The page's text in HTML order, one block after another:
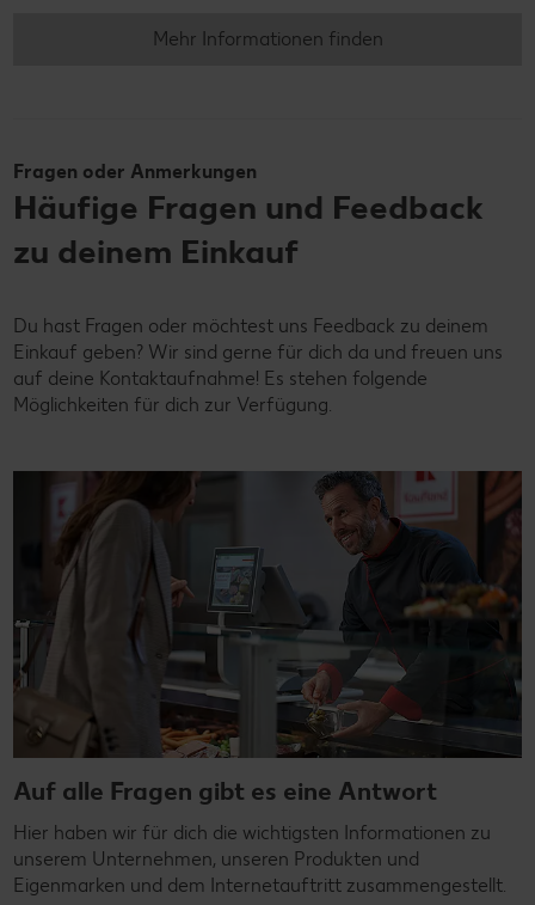
Mehr Informationen finden
Fragen oder Anmerkungen
Häufige Fragen und Feedback
zu deinem Einkauf
Du hast Fragen oder möchtest uns Feedback zu deinem
Einkauf geben? Wir sind gerne für dich da und freuen uns
auf deine Kontaktaufnahme! Es stehen folgende
Möglichkeiten für dich zur Verfügung.
Auf alle Fragen gibt es eine Antwort
Hier haben wir für dich die wichtigsten Informationen zu
unserem Unternehmen, unseren Produkten und
Eigenmarken und dem Internetauftritt zusammengestellt.